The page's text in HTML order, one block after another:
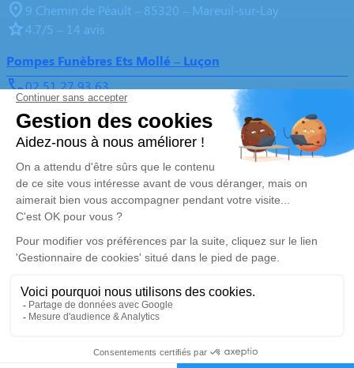
9 Chemin de Péault – 85320 – Mareuil-sur-Lay
4.7/5 – 14 avis
Pompes Funèbres Ets Mollé – Luçon
02 51 27 93 63
contact@pompesfunebresmolle.fr
13, Boulevard de l'Aumônerie – 85400 – Luçon
4.9/5 – 138 avis
Nos Services
Organiser des obsèques
Monuments funéraires
Services aux familles
Liens utiles
Avis de décès
Demande de rendez-vous en
Nos réseaux sociaux
Politique de traitement des données personnelles
Politique d’utilisation des cookies
Zone d'intervention